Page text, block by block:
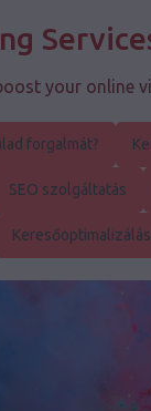
your online
forgalmát?
SEO szolgáltatás